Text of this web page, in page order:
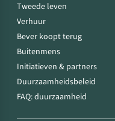
Tweede leven
Verhuur
Bever koopt terug
Buitenmens
Initiatieven & partners
Duurzaamheidsbeleid
FAQ: duurzaamheid